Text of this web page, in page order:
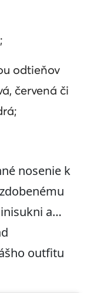
odtieňov
červená či
nosenie k
a…
outfitu